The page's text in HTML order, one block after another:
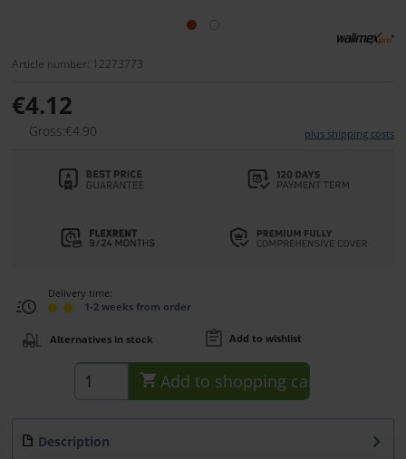
Article number: 12273773
€4.12
Gross:€4.90 plus shipping costs
Delivery time:
1-2 weeks from order
Alternatives in stock Add to wishlist
Add to shopping cart
Description